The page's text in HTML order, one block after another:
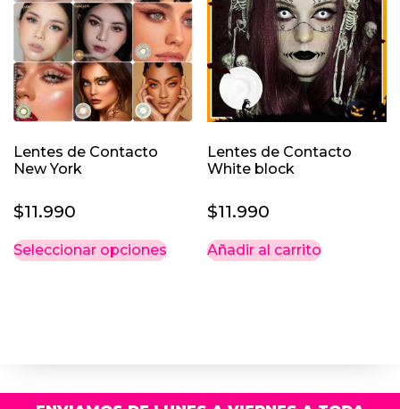
Lentes de Contacto
New York
$11.990
Seleccionar opciones
producto
se
Lentes de Contacto
White block
$11.990
Añadir al carrito